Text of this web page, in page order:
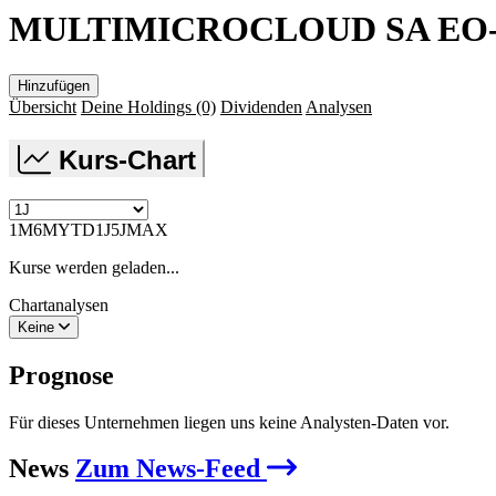
MULTIMICROCLOUD SA
Hinzufügen
Übersicht Deine Holdings (0) Dividenden Analysen
Kurs-Chart
1M6MYTD1J5JMAX
Kurse werden geladen...
Chartanalysen
Keine
Prognose
Für dieses Unternehmen liegen uns keine Analysten-Daten vor.
News Zum News-Feed